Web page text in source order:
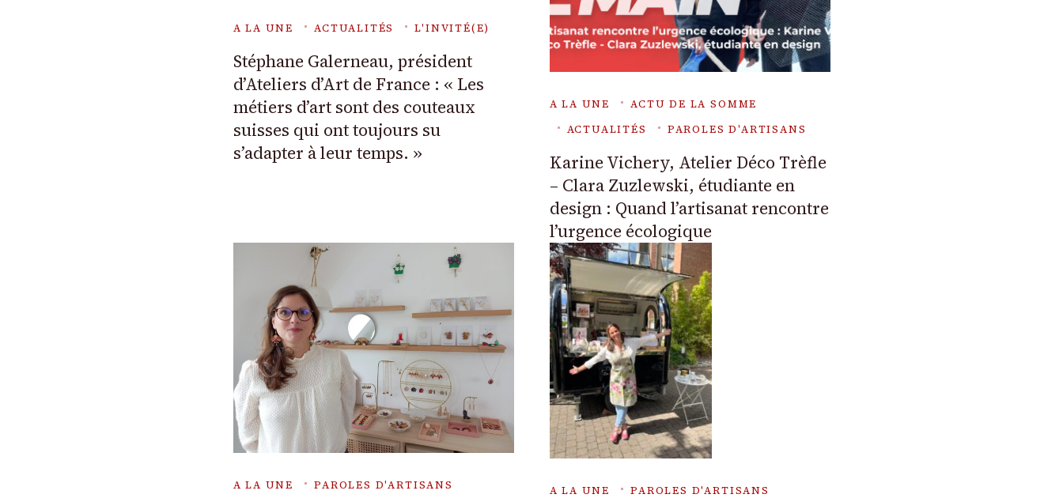
A LA UNE ACTUALITÉS L'INVITÉ(E)
Stéphane Galerneau, président
d’Ateliers d’Art de France : « Les
métiers d’art sont des couteaux
suisses qui ont toujours su
s’adapter à leur temps. »
A LA UNE
ACTU DE LA SOMME
ACTUALITÉS
PAROLES D'ARTISANS
Karine Vichery, Atelier Déco Trèfle
– Clara Zuzlewski, étudiante en
design : Quand l’artisanat rencontre
l’urgence écologique
A LA UNE PAROLES D'ARTISANS A LA UNE PAROLES D'ARTISANS